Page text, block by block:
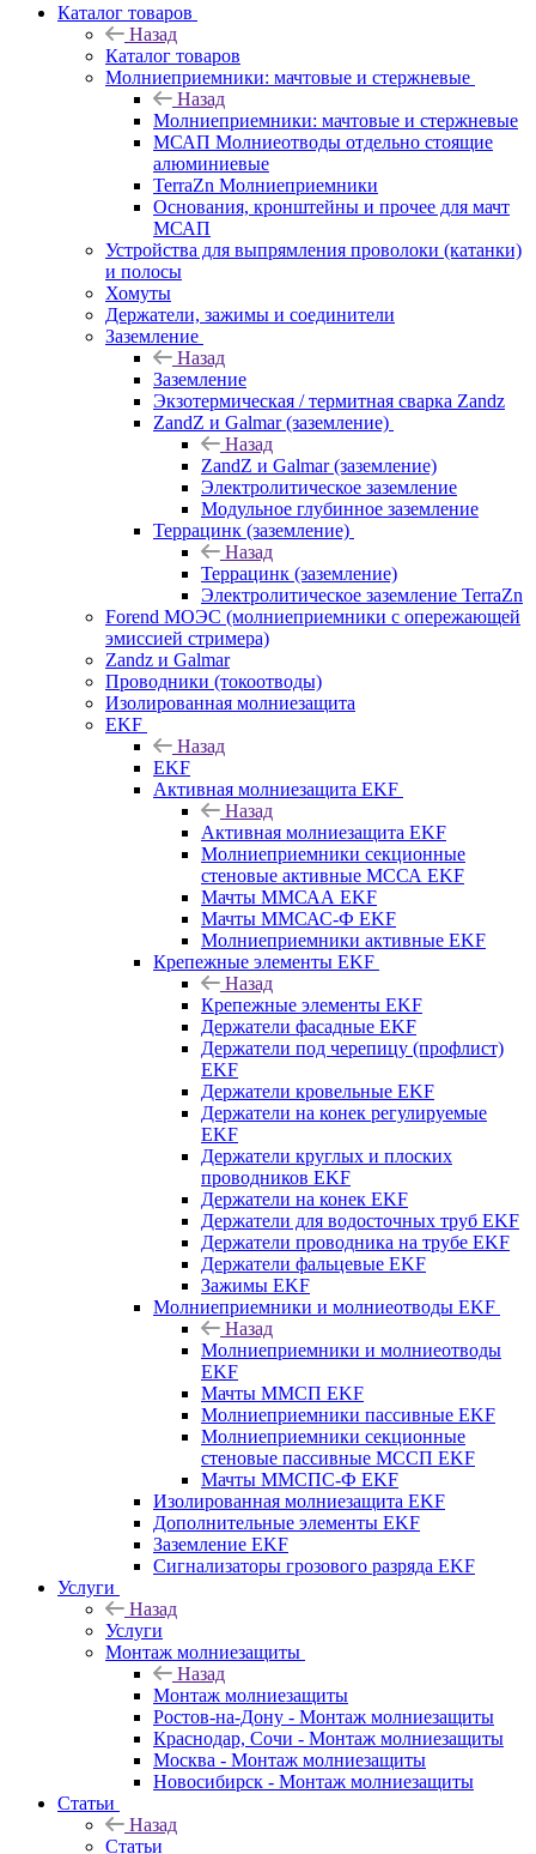
Каталог товаров
Назад
Каталог товаров
Молниеприемники: мачтовые и стержневые
Назад
Молниеприемники: мачтовые и стержневые
МСАП Молниеотводы отдельно стоящие
алюминиевые
TerraZn Молниеприемники
Основания, кронштейны и прочее для мачт
МСАП
Устройства для выпрямления проволоки (катанки)
и полосы
Хомуты
Держатели, зажимы и соединители
Заземление
Назад
Заземление
Экзотермическая / термитная сварка Zandz
ZandZ и Galmar (заземление)
Назад
ZandZ и Galmar (заземление)
Электролитическое заземление
Модульное глубинное заземление
Террацинк (заземление)
Назад
Террацинк (заземление)
Электролитическое заземление TerraZn
Forend МОЭС (молниеприемники с опережающей
эмиссией стримера)
Zandz и Galmar
Проводники (токоотводы)
Изолированная молниезащита
EKF
Назад
EKF
Активная молниезащита EKF
Назад
Активная молниезащита EKF
Молниеприемники секционные
стеновые активные МССА EKF
Мачты ММСАА EKF
Мачты ММСАС-Ф EKF
Молниеприемники активные EKF
Крепежные элементы EKF
Назад
Крепежные элементы EKF
Держатели фасадные EKF
Держатели под черепицу (профлист)
EKF
Держатели кровельные EKF
Держатели на конек регулируемые
EKF
Держатели круглых и плоских
проводников EKF
Держатели на конек EKF
Держатели для водосточных труб EKF
Держатели проводника на трубе EKF
Держатели фальцевые EKF
Зажимы EKF
Молниеприемники и молниеотводы EKF
Назад
Молниеприемники и молниеотводы
EKF
Мачты ММСП EKF
Молниеприемники пассивные EKF
Молниеприемники секционные
стеновые пассивные МССП EKF
Мачты ММСПС-Ф EKF
Изолированная молниезащита EKF
Дополнительные элементы EKF
Заземление EKF
Сигнализаторы грозового разряда EKF
Услуги
Назад
Услуги
Монтаж молниезащиты
Назад
Монтаж молниезащиты
Ростов-на-Дону - Монтаж молниезащиты
Краснодар, Сочи - Монтаж молниезащиты
Москва - Монтаж молниезащиты
Новосибирск - Монтаж молниезащиты
Статьи
Назад
Статьи